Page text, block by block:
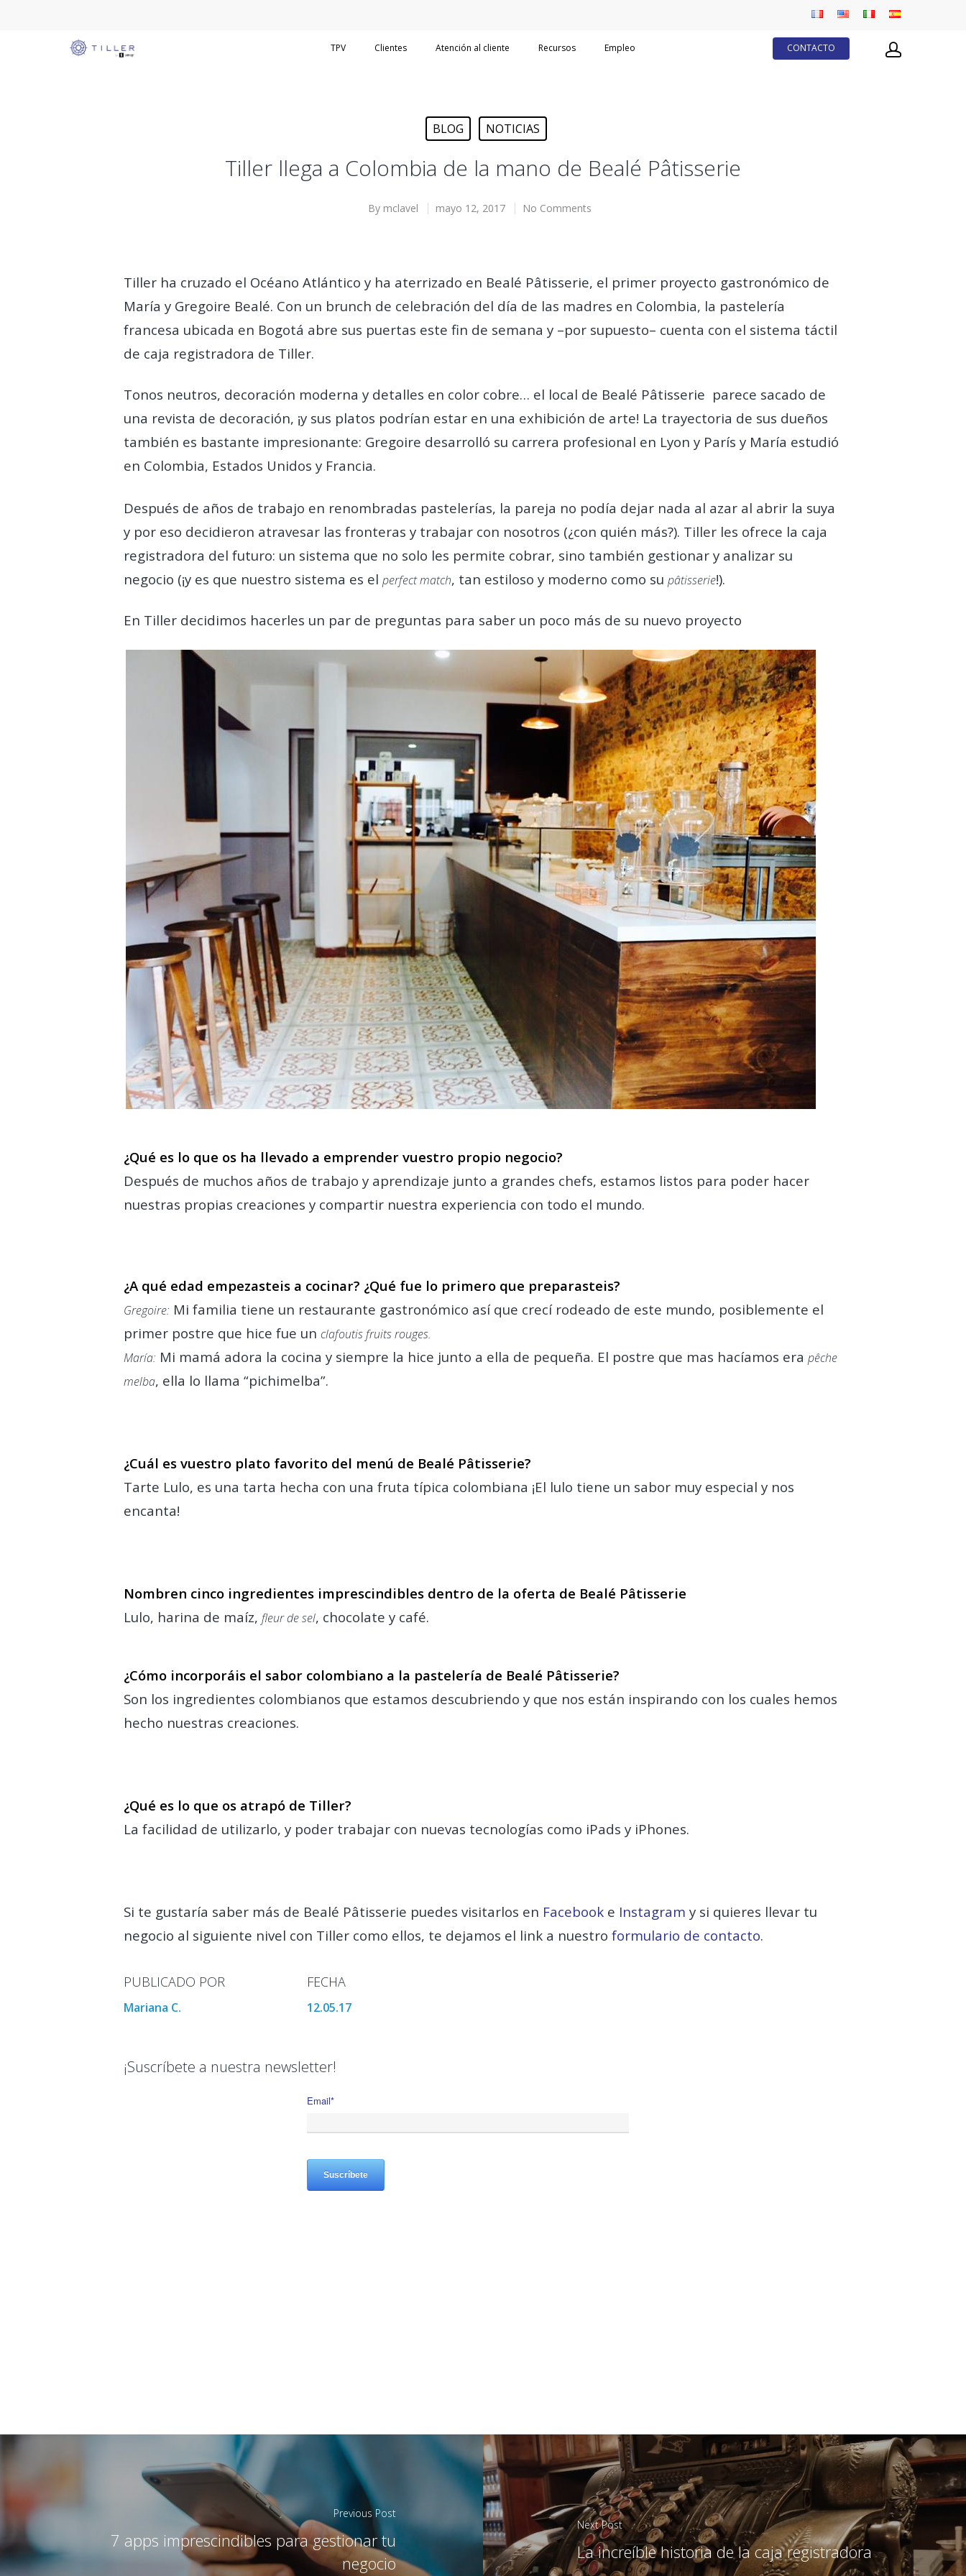
TPV Clientes Atención al cliente Recursos Empleo CONTACTO
BLOG NOTICIAS
Tiller llega a Colombia de la mano de Bealé Pâtisserie
By mclavel mayo 12, 2017 No Comments
Tiller ha cruzado el Océano Atlántico y ha aterrizado en Bealé Pâtisserie, el primer proyecto gastronómico de
María y Gregoire Bealé. Con un brunch de celebración del día de las madres en Colombia, la pastelería
francesa ubicada en Bogotá abre sus puertas este fin de semana y –por supuesto– cuenta con el sistema táctil
de caja registradora de Tiller.
Tonos neutros, decoración moderna y detalles en color cobre… el local de Bealé Pâtisserie parece sacado de
una revista de decoración, ¡y sus platos podrían estar en una exhibición de arte! La trayectoria de sus dueños
también es bastante impresionante: Gregoire desarrolló su carrera profesional en Lyon y París y María estudió
en Colombia, Estados Unidos y Francia.
Después de años de trabajo en renombradas pastelerías, la pareja no podía dejar nada al azar al abrir la suya
y por eso decidieron atravesar las fronteras y trabajar con nosotros (¿con quién más?). Tiller les ofrece la caja
registradora del futuro: un sistema que no solo les permite cobrar, sino también gestionar y analizar su
negocio (¡y es que nuestro sistema es el perfect match, tan estiloso y moderno como su pâtisserie!).
En Tiller decidimos hacerles un par de preguntas para saber un poco más de su nuevo proyecto
¿Qué es lo que os ha llevado a emprender vuestro propio negocio?
Después de muchos años de trabajo y aprendizaje junto a grandes chefs, estamos listos para poder hacer
nuestras propias creaciones y compartir nuestra experiencia con todo el mundo.
¿A qué edad empezasteis a cocinar? ¿Qué fue lo primero que preparasteis?
Gregoire: Mi familia tiene un restaurante gastronómico así que crecí rodeado de este mundo, posiblemente el
primer postre que hice fue un clafoutis fruits rouges.
María: Mi mamá adora la cocina y siempre la hice junto a ella de pequeña. El postre que mas hacíamos era pêche
melba, ella lo llama “pichimelba”.
¿Cuál es vuestro plato favorito del menú de Bealé Pâtisserie?
Tarte Lulo, es una tarta hecha con una fruta típica colombiana ¡El lulo tiene un sabor muy especial y nos
encanta!
Nombren cinco ingredientes imprescindibles dentro de la oferta de Bealé Pâtisserie
Lulo, harina de maíz, fleur de sel, chocolate y café.
¿Cómo incorporáis el sabor colombiano a la pastelería de Bealé Pâtisserie?
Son los ingredientes colombianos que estamos descubriendo y que nos están inspirando con los cuales hemos
hecho nuestras creaciones.
¿Qué es lo que os atrapó de Tiller?
La facilidad de utilizarlo, y poder trabajar con nuevas tecnologías como iPads y iPhones.
Si te gustaría saber más de Bealé Pâtisserie puedes visitarlos en Facebook e Instagram y si quieres llevar tu
negocio al siguiente nivel con Tiller como ellos, te dejamos el link a nuestro formulario de contacto.
PUBLICADO POR
Mariana C.
FECHA
12.05.17
¡Suscríbete a nuestra newsletter!
Email*
Previous Post
7 apps imprescindibles para gestionar tu
negocio
Next Post
La increíble historia de la caja registradora